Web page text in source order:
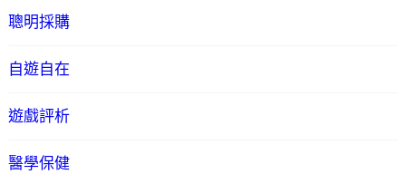
聰明採購
自遊自在
遊戲評析
醫學保健